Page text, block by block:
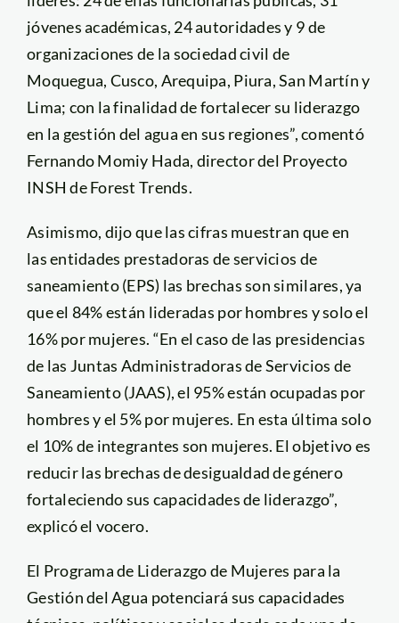
jóvenes académicas, 24 autoridades y 9 de
organizaciones de la sociedad civil de
Moquegua, Cusco, Arequipa, Piura, San Martín y
Lima; con la finalidad de fortalecer su liderazgo
en la gestión del agua en sus regiones”, comentó
Fernando Momiy Hada, director del Proyecto
INSH de Forest Trends.
Asimismo, dijo que las cifras muestran que en
las entidades prestadoras de servicios de
saneamiento (EPS) las brechas son similares, ya
que el 84% están lideradas por hombres y solo el
16% por mujeres. “En el caso de las presidencias
de las Juntas Administradoras de Servicios de
Saneamiento (JAAS), el 95% están ocupadas por
hombres y el 5% por mujeres. En esta última solo
el 10% de integrantes son mujeres. El objetivo es
reducir las brechas de desigualdad de género
fortaleciendo sus capacidades de liderazgo”,
explicó el vocero.
El Programa de Liderazgo de Mujeres para la
Gestión del Agua potenciará sus capacidades